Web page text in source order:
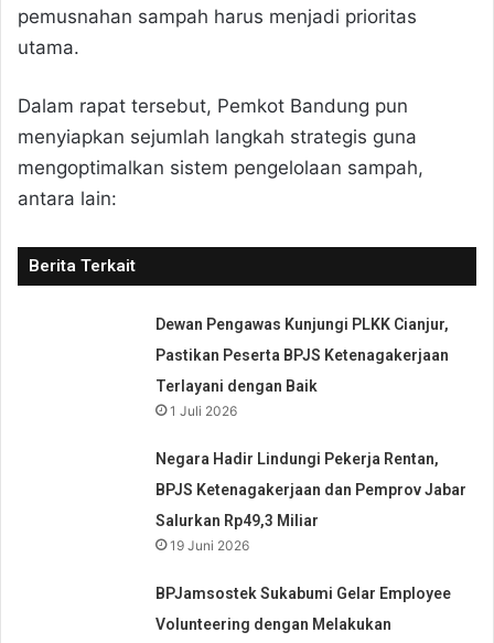
pemusnahan sampah harus menjadi prioritas
utama.
Dalam rapat tersebut, Pemkot Bandung pun
menyiapkan sejumlah langkah strategis guna
mengoptimalkan sistem pengelolaan sampah,
antara lain:
Berita Terkait
Dewan Pengawas Kunjungi PLKK Cianjur,
Pastikan Peserta BPJS Ketenagakerjaan
Terlayani dengan Baik
1 Juli 2026
Negara Hadir Lindungi Pekerja Rentan,
BPJS Ketenagakerjaan dan Pemprov Jabar
Salurkan Rp49,3 Miliar
19 Juni 2026
BPJamsostek Sukabumi Gelar Employee
Volunteering dengan Melakukan